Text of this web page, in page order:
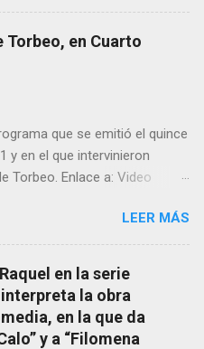
pero también como
del nombre de nuestro
es reconocida por muchos
PATIÑO REGUEIRA (ya
por estudiar y dar a
y por ende a Torbeo no
integro el articulo que
Ángel Arnaiz recogiendo
mano que le
(nieto de Filomena) y
mas del pueblo.
momento la ...
Torbeo, en Cuarto
que se emitió el quince
y en el que intervinieron
Torbeo. Enlace a: Video
en CUARTO MILENIO En
con mejor resolución:
MILENIO - Filomena Arias.
LEER MÁS
en la serie
interpreta la obra
en la que da
y a “Filomena